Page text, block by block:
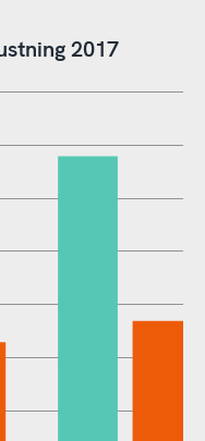
2017